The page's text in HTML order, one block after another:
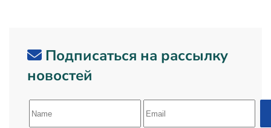
Подписаться на рассылку
новостей